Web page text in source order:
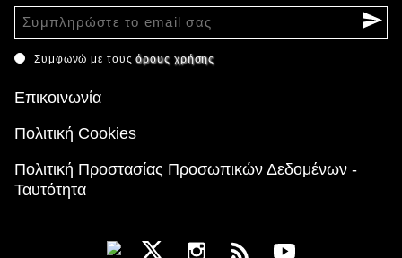
Συμφωνώ με τουςόρους χρήσης
Επικοινωνία
Πολιτική Cookies
Πολιτική Προστασίας Προσωπικών Δεδομένων -
Ταυτότητα